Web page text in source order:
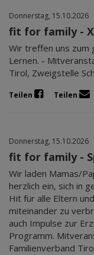
Donnerstag, 15.10.2026
fit for family -
Wir treffen uns zum
Lernen. -
Tirol, Zweigstelle
Teilen Teilen
Donnerstag, 15.10.2026
fit for family -
Wir laden Mamas/
herzlich ein, sich in
Hit für alle Eltern
miteinander zu
auch Impulse zur
Programm.
Familienverband